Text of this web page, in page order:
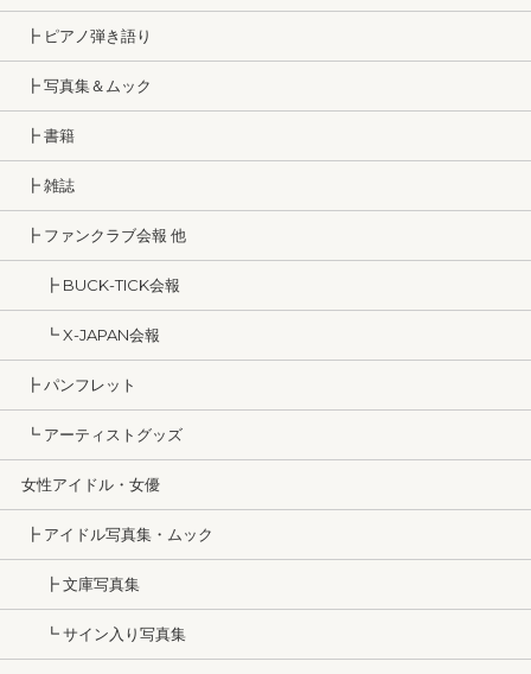
┣ ピアノ弾き語り
┣ 写真集＆ムック
┣ 書籍
┣ 雑誌
┣ ファンクラブ会報 他
┣ BUCK-TICK会報
┗ X-JAPAN会報
┣ パンフレット
┗ アーティストグッズ
女性アイドル・女優
┣ アイドル写真集・ムック
┣ 文庫写真集
┗ サイン入り写真集